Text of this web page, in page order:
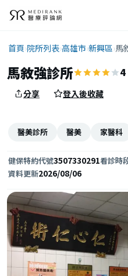
首頁›院所列表›高雄市›新興區›馬
馬敘強診所 4
分享 登入後收藏
醫美診所 醫美 家醫科
健保特約代號3507330291看診時
資料更新2026/08/06